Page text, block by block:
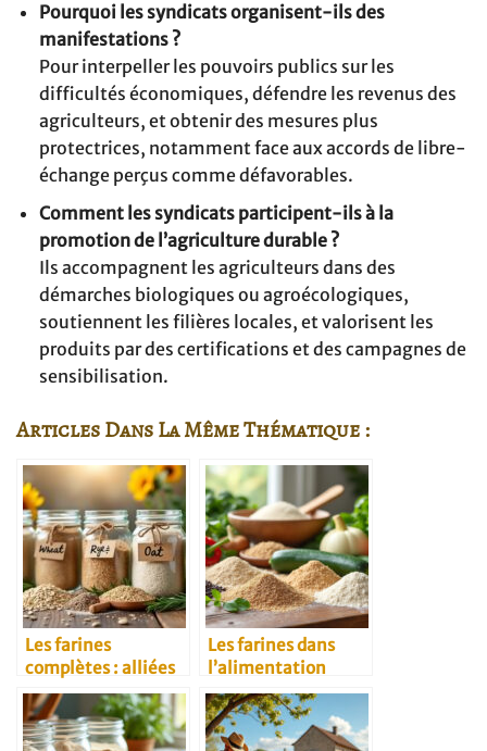
Pourquoi les syndicats organisent-ils des
manifestations ?
Pour interpeller les pouvoirs publics sur les
difficultés économiques, défendre les revenus des
agriculteurs, et obtenir des mesures plus
protectrices, notamment face aux accords de libre-
échange perçus comme défavorables.
Comment les syndicats participent-ils à la
promotion de l’agriculture durable ?
Ils accompagnent les agriculteurs dans des
démarches biologiques ou agroécologiques,
soutiennent les filières locales, et valorisent les
produits par des certifications et des campagnes de
sensibilisation.
Articles Dans La Même Thématique :
Les farines
complètes : alliées
santé au quotidien
Les farines dans
l’alimentation
végétarienne